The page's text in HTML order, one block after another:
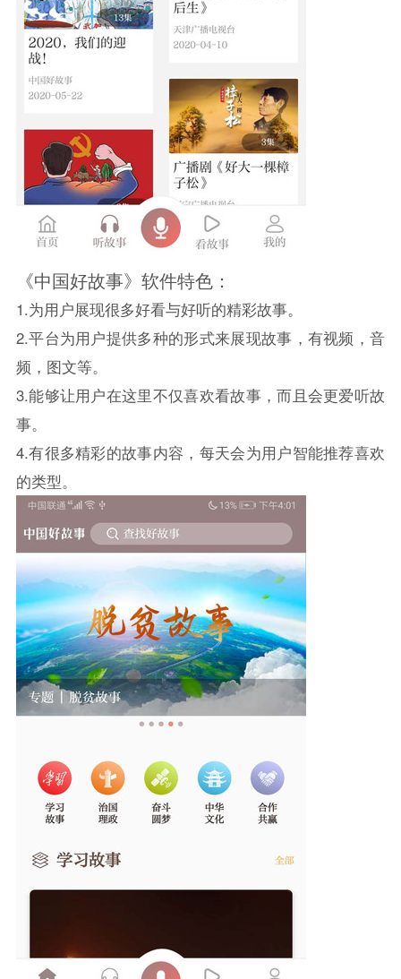
《中国好故事》软件特色：
1.为用户展现很多好看与好听的精彩故事。
2.平台为用户提供多种的形式来展现故事，有视频，音
频，图文等。
3.能够让用户在这里不仅喜欢看故事，而且会更爱听故
事。
4.有很多精彩的故事内容，每天会为用户智能推荐喜欢
的类型。